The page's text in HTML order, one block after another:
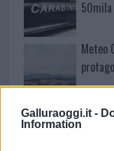
Galluraoggi.it -
Information
Meteo
Test
fine